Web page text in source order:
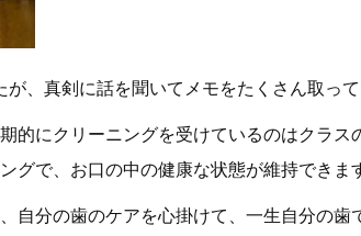
、真剣に話を聞いてメモをたくさん取っ
的にクリーニングを受けているのはクラス
グで、お口の中の健康な状態が維持できま
自分の歯のケアを心掛けて、一生自分の歯